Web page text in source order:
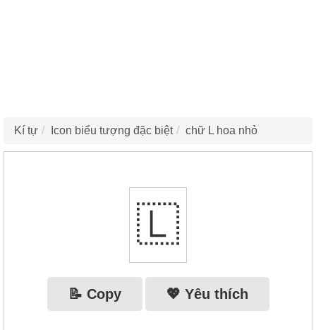
Kí tự Icon biểu tượng đặc biệt chữ L hoa nhỏ
🇱‌
📝 Copy 💖 Yêu thích